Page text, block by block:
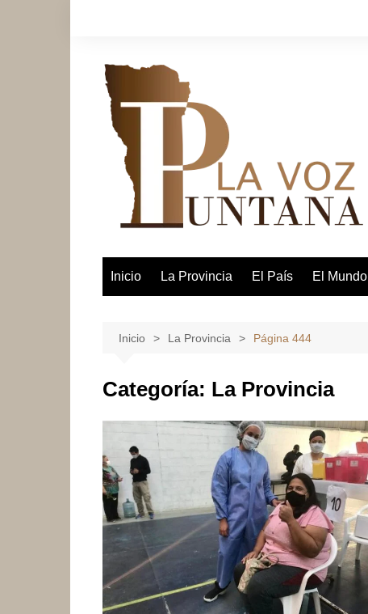
Inicio La Provincia El País El Mundo
Inicio La Provincia Página 444
Categoría: La Provincia